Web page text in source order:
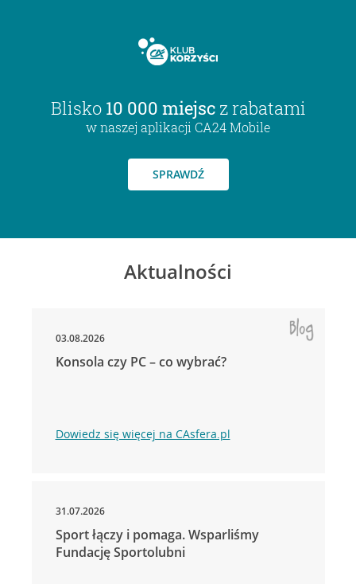
Blisko 10 000 miejsc z rabatami
w naszej aplikacji CA24 Mobile
SPRAWDŹ
Aktualności
03.08.2026
Konsola czy PC – co wybrać?
Dowiedz się więcej na CAsfera.pl
31.07.2026
Sport łączy i pomaga. Wsparliśmy
Fundację Sportolubni